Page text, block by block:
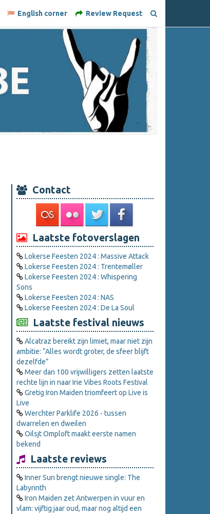
English corner Review Request
Contact
Laatste fotoverslagen
Lokerse Feesten 2024 : Massive Attack
Lokerse Feesten 2024 : Trentemøller
Lokerse Feesten 2024 : Whispering
Sons
Lokerse Feesten 2024 : NAS
Lokerse Feesten 2024 : De La Soul
Laatste festival nieuws
Alcatraz bereikt zijn limiet, maar niet zijn
ambitie: “Alles wordt groter, de sfeer blijft
dezelfde”
Meer dan 100 vrijwilligers zetten laatste
rechte lijn in naar Irie Vibes Roots Festival
Gretig Iron Maiden triomfeert op Live is
Live
Werchter Parklife 2026 - tussen
dwarrelen en dweilen
Oilsjt Omploft maakt eerste namen
bekend
Laatste reviews
Inner Sun brengt nieuwe single: The
Labyrinth
Iron Maiden zet Antwerpen in vuur en
vlam: vijftig jaar oud, maar nog altijd een